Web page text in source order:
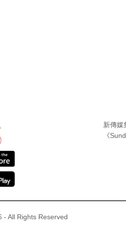
新傳媒
《
- All Rights Reserved